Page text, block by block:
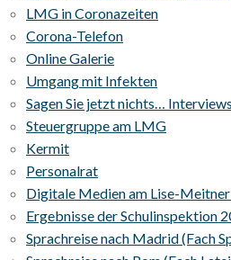
LMG in Coronazeiten
Corona-Telefon
Online Galerie
Umgang mit Infekten
Sagen Sie jetzt nichts…
Steuergruppe am LMG
Kermit
Personalrat
Digitale Medien am Lise-
Ergebnisse der Schulinspektion
Sprachreise nach Madrid (Fach